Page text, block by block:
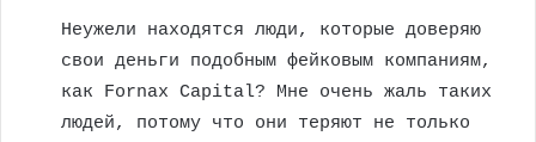
Неужели находятся люди, которые доверяю
свои деньги подобным фейковым компаниям,
как Fornax Capital? Мне очень жаль таких
людей, потому что они теряют не только